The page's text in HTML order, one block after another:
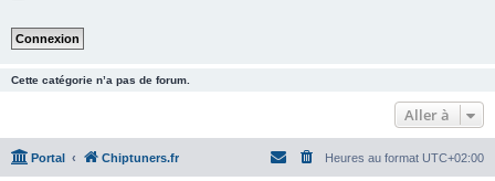
Cette catégorie n’a pas de forum.
Aller à
Portal Chiptuners.fr Heures au format UTC+02:00